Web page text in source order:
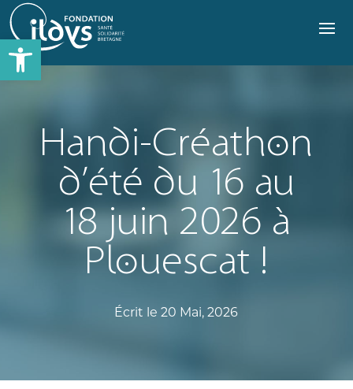
Ouvrir
la
Handi-Créathon
d’été du 16 au
18 juin 2026 à
Plouescat !
Écrit le 20 Mai, 2026